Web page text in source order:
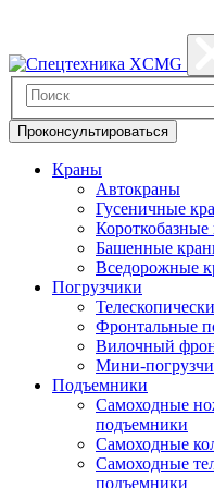
Проконсультироваться
Краны
Автокраны
Гусеничные
Башенные
Вcедорожные
Погрузчики
Фронтальные
Вилочный
Мини-
Подъемники
Самоходные
подъемники
Самоходные
Самоходные
подъемники